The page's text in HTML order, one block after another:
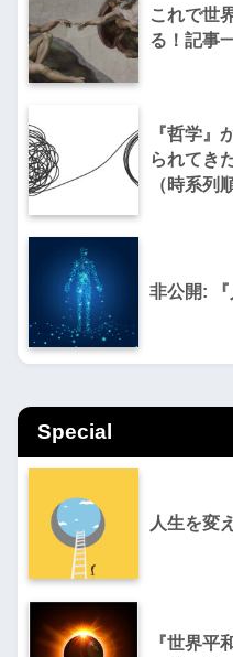
これで世
る！記事
『哲学』
られてき
（時系列
非公開:
Special
人生を変
『世界平